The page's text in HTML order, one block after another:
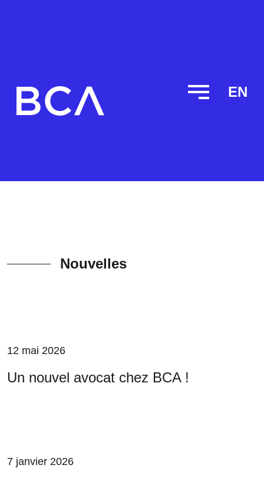
EN
Nouvelles
12 mai 2026
Un nouvel avocat chez BCA !
7 janvier 2026